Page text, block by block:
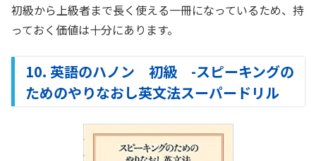
初級から上級者まで長く使える一冊になっているため、持
っておく価値は十分にあります。
10. 英語のハノン 初級 -スピーキングの
ためのやりなおし英文法スーパードリル